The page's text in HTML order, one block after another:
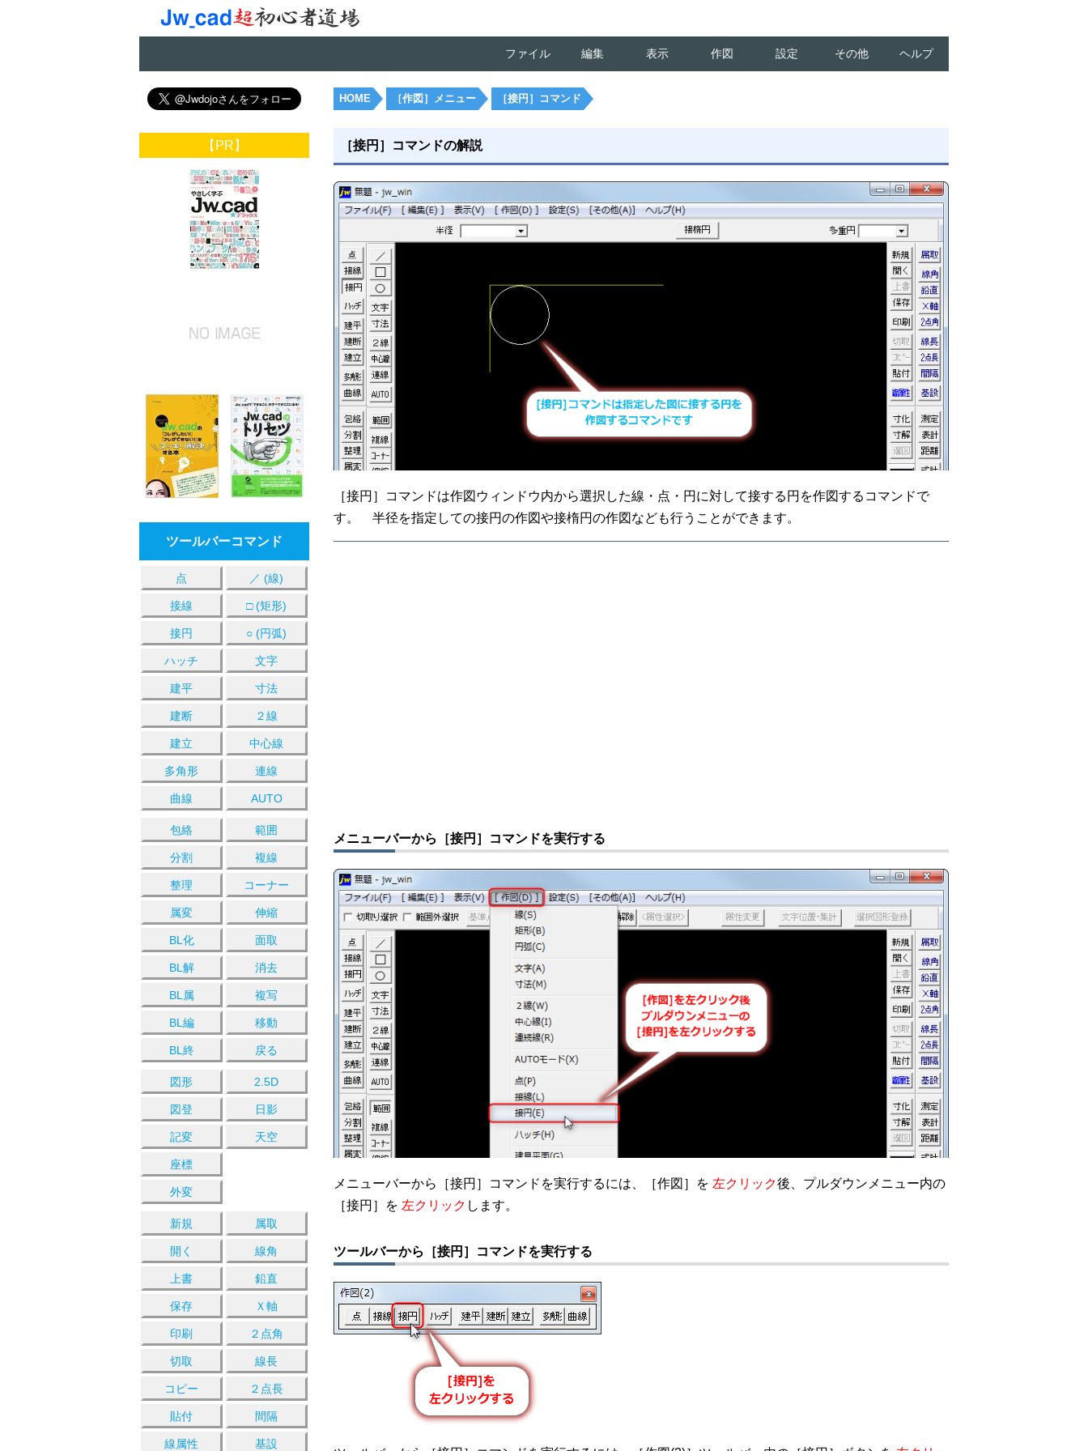
ファイル 編集 表示 作図 設定 その他 ヘルプ
HOME ［作図］メニュー ［接円］コマンド
［接円］コマンドの解説
［接円］コマンドは作図ウィンドウ内から選択した線・点・円に対して接する円を作図するコマンドで
す。 半径を指定しての接円の作図や接楕円の作図なども行うことができます。
メニューバーから［接円］コマンドを実行する
メニューバーから［接円］コマンドを実行するには、［作図］を 左クリック後、プルダウンメニュー内の
［接円］を 左クリック します。
ツールバーから［接円］コマンドを実行する
【PR】
ツールバーコマンド
点
接線
接円
ハッチ
建平
建断
建立
多角形
曲線
／ (線)
□ (矩形)
○ (円弧)
文字
寸法
２線
中心線
連線
AUTO
包絡
分割
整理
属変
BL化
BL解
BL属
BL編
BL終
範囲
複線
コーナー
伸縮
面取
消去
複写
移動
戻る
図形
図登
記変
座標
外変
2.5D
日影
天空
新規
開く
上書
保存
印刷
切取
コピー
貼付
線属性
属取
線角
鉛直
Ｘ軸
２点角
線長
２点長
間隔
基設